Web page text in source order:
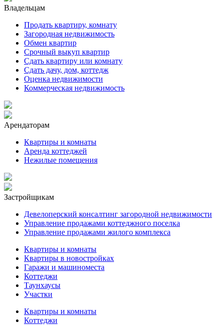
Владельцам
Продать квартиру, комнату
Загородная недвижимость
Обмен квартир
Срочный выкуп квартир
Сдать квартиру или комнату
Сдать дачу, дом, коттедж
Оценка недвижимости
Коммерческая недвижимость
Арендаторам
Квартиры и комнаты
Аренда коттеджей
Нежилые помещения
Застройщикам
Девелоперский консалтинг загородной недвижимости
Управление продажами коттеджного поселка
Управление продажами жилого комплекса
Квартиры и комнаты
Квартиры в новостройках
Гаражи и машиноместа
Коттеджи
Таунхаусы
Участки
Квартиры и комнаты
Коттеджи